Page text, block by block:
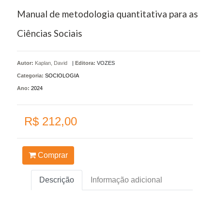
Manual de metodologia quantitativa para as
Ciências Sociais
Autor: Kaplan, David | Editora: VOZES
Categoria: SOCIOLOGIA
Ano: 2024
R$ 212,00
Comprar
Descrição Informação adicional